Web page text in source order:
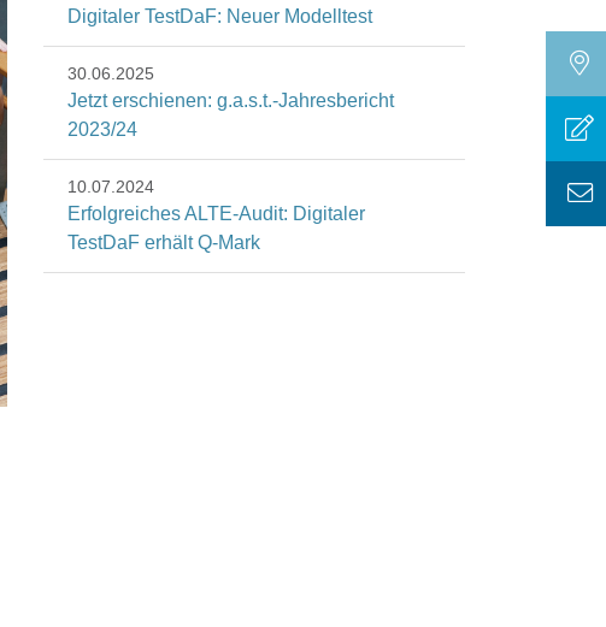
Digitaler TestDaF: Neuer Modelltest
30.06.2025
Jetzt erschienen: g.a.s.t.-Jahresbericht
2023/24
10.07.2024
Erfolgreiches ALTE-Audit: Digitaler
TestDaF erhält Q-Mark